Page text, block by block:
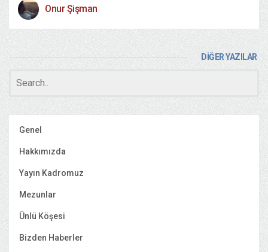
Onur Şişman
DİĞER YAZILAR
Genel
Hakkımızda
Yayın Kadromuz
Mezunlar
Ünlü Köşesi
Bizden Haberler